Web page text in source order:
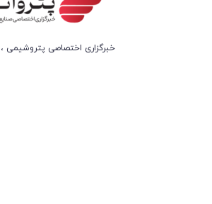
خبرگزاری اختصاصی پتروشیمی